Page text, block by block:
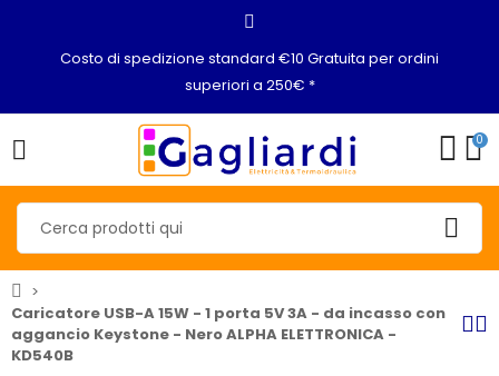
Costo di spedizione standard €10 Gratuita per ordini
superiori a 250€ *
0
Caricatore USB-A 15W - 1 porta 5V 3A - da incasso con
aggancio Keystone - Nero ALPHA ELETTRONICA -
KD540B